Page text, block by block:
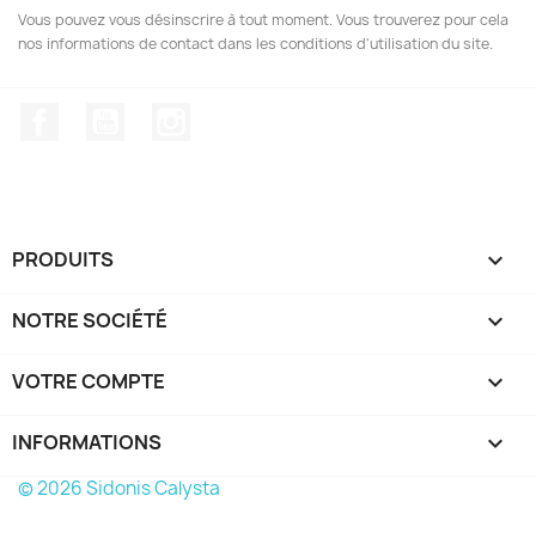
Vous pouvez vous désinscrire à tout moment. Vous trouverez pour cela
nos informations de contact dans les conditions d'utilisation du site.
PRODUITS 
NOTRE SOCIÉTÉ 
VOTRE COMPTE 
INFORMATIONS keyboard_arrow_down
© 2026 Sidonis Calysta